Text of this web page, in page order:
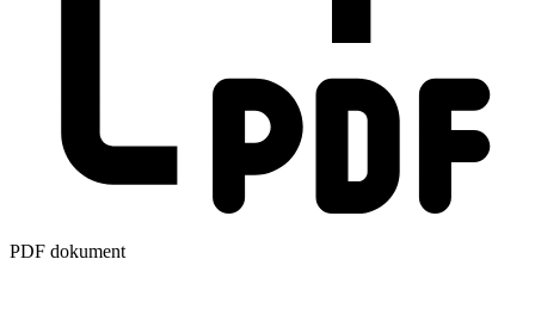
PDF dokument